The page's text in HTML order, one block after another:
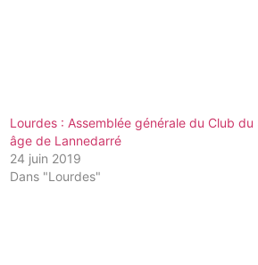
Lourdes : Assemblée générale du Club du
âge de Lannedarré
24 juin 2019
Dans "Lourdes"